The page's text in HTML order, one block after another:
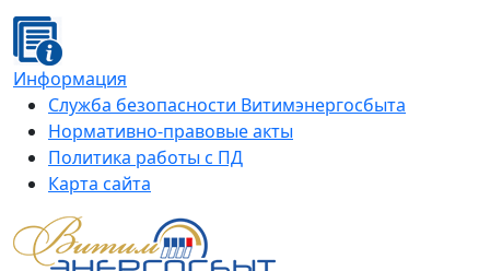
Информация
Служба безопасности Витимэнергосбыта
Нормативно-правовые акты
Политика работы с ПД
Карта сайта